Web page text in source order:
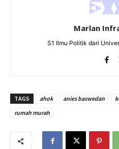
Marlan
S1 Ilmu Politik dari
TAGS ahok anies baswedan
rumah murah